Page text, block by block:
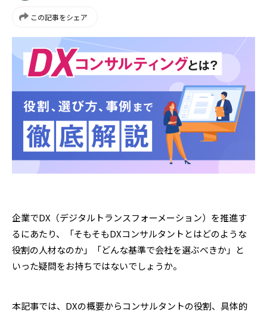
この記事をシェア
企業でDX（デジタルトランスフォーメーション）を推進す
るにあたり、「そもそもDXコンサルタントとはどのような
役割の人材なのか」「どんな基準で会社を選ぶべきか」と
いった疑問をお持ちではないでしょうか。
本記事では、DXの概要からコンサルタントの役割、具体的